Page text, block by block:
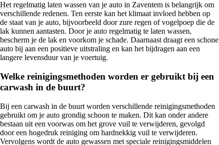
Het regelmatig laten wassen van je auto in Zaventem is belangrijk om
verschillende redenen. Ten eerste kan het klimaat invloed hebben op
de staat van je auto, bijvoorbeeld door zure regen of vogelpoep die de
lak kunnen aantasten. Door je auto regelmatig te laten wassen,
bescherm je de lak en voorkom je schade. Daarnaast draagt een schone
auto bij aan een positieve uitstraling en kan het bijdragen aan een
langere levensduur van je voertuig.
Welke reinigingsmethoden worden er gebruikt bij een
carwash in de buurt?
Bij een carwash in de buurt worden verschillende reinigingsmethoden
gebruikt om je auto grondig schoon te maken. Dit kan onder andere
bestaan uit een voorwas om het grove vuil te verwijderen, gevolgd
door een hogedruk reiniging om hardnekkig vuil te verwijderen.
Vervolgens wordt de auto gewassen met speciale reinigingsmiddelen